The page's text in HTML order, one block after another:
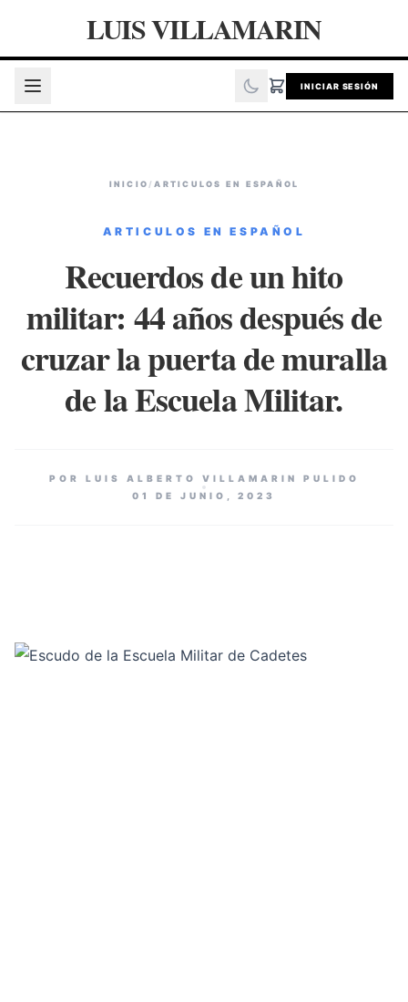
LUIS VILLAMARIN
INICIAR SESIÓN
INICIO /ARTICULOS EN ESPAÑOL
ARTICULOS EN ESPAÑOL
Recuerdos de un hito
militar: 44 años después de
cruzar la puerta de muralla
de la Escuela Militar.
POR LUIS ALBERTO VILLAMARIN PULIDO
01 DE JUNIO, 2023